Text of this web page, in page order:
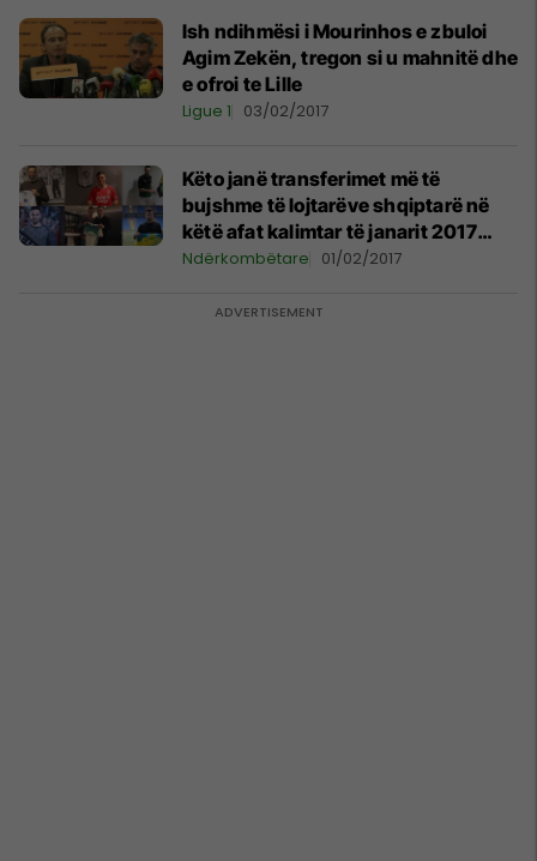
Ish ndihmësi i Mourinhos e zbuloi
Agim Zekën, tregon si u mahnitë dhe
e ofroi te Lille
Ligue 1 03/02/2017
Këto janë transferimet më të
bujshme të lojtarëve shqiptarë në
këtë afat kalimtar të janarit 2017
(Foto)
Ndërkombëtare 01/02/2017